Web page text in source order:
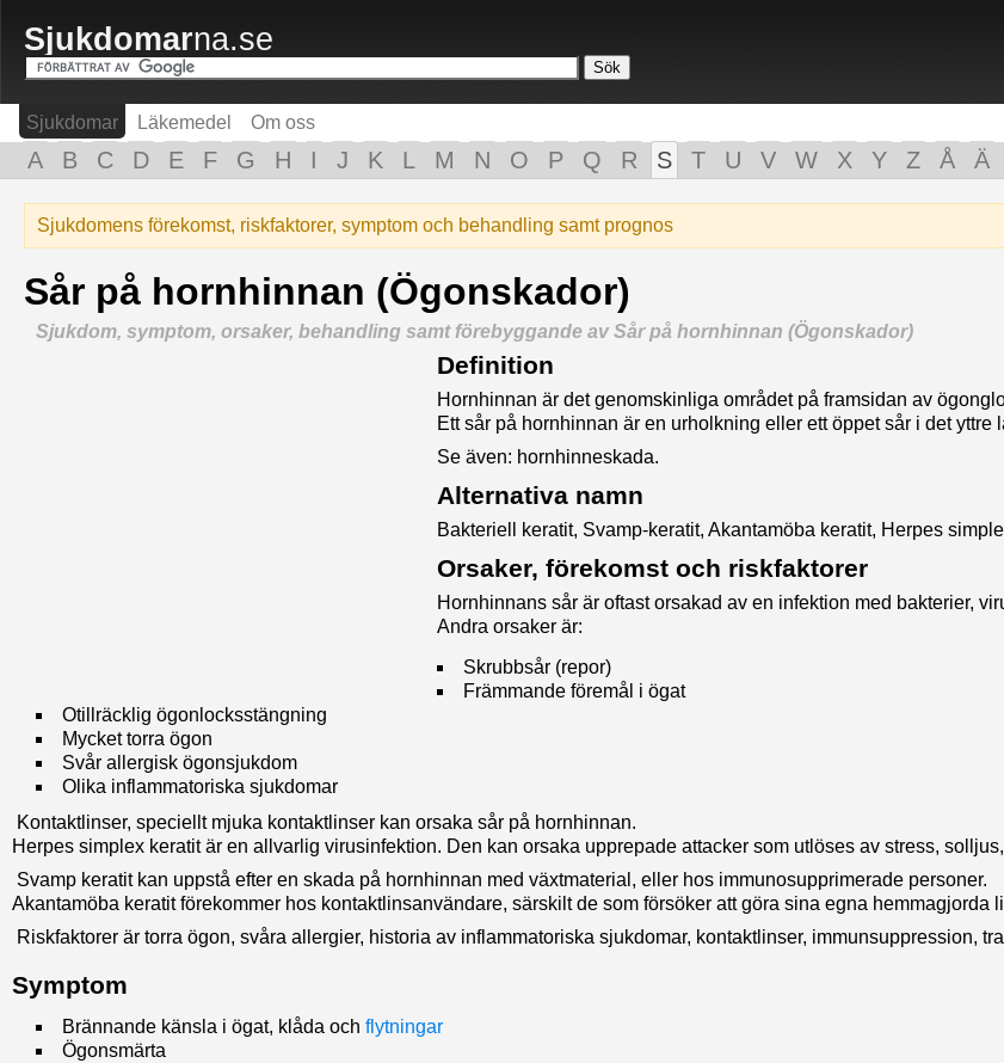
Sjukdomarna.se
Sjukdomar Läkemedel Om oss
A B C D E F G H I J K L M N O P Q R S T U V W X Y Z Å Ä
Sjukdomens förekomst, riskfaktorer, symptom och behandling samt prognos
Sår på hornhinnan (Ögonskador)
Sjukdom, symptom, orsaker, behandling samt förebyggande av Sår på hornhinnan (Ögonskador)
Definition
Hornhinnan är det genomskinliga området på framsidan av
Ett sår på hornhinnan är en urholkning eller ett öppet sår i det
Se även: hornhinneskada.
Alternativa namn
Bakteriell keratit, Svamp-keratit, Akantamöba keratit, Herpes
Orsaker, förekomst och riskfaktorer
Hornhinnans sår är oftast orsakad av en infektion med bakterier,
Andra orsaker är:
Skrubbsår (repor)
Främmande föremål i ögat
Otillräcklig ögonlocksstängning
Mycket torra ögon
Svår allergisk ögonsjukdom
Olika inflammatoriska sjukdomar
Kontaktlinser, speciellt mjuka kontaktlinser kan orsaka sår på hornhinnan.
Herpes simplex keratit är en allvarlig virusinfektion. Den kan orsaka upprepade attacker som utlöses av stress,
Svamp keratit kan uppstå efter en skada på hornhinnan med växtmaterial, eller hos immunosupprimerade personer.
Akantamöba keratit förekommer hos kontaktlinsanvändare, särskilt de som försöker att göra sina egna hemmagjorda
Riskfaktorer är torra ögon, svåra allergier, historia av inflammatoriska sjukdomar, kontaktlinser, immunsuppression,
Symptom
Brännande känsla i ögat, klåda och flytningar
Ögonsmärta